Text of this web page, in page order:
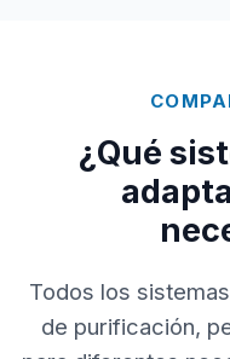
¿Qué
Todos los
de purificación,